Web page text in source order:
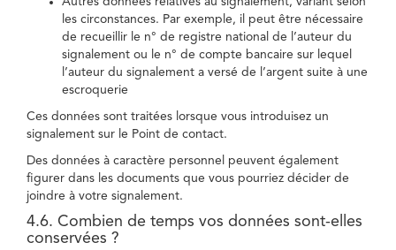
les circonstances. Par exemple, il peut être nécessaire
de recueillir le n° de registre national de l’auteur du
signalement ou le n° de compte bancaire sur lequel
l’auteur du signalement a versé de l’argent suite à une
escroquerie
Ces données sont traitées lorsque vous introduisez un
signalement sur le Point de contact.
Des données à caractère personnel peuvent également
figurer dans les documents que vous pourriez décider de
joindre à votre signalement.
4.6. Combien de temps vos données sont-elles
conservées ?